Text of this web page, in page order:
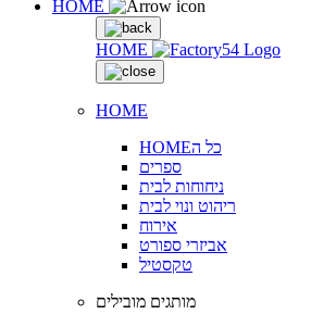
HOME
HOME
HOME
HOMEכל ה
ספרים
ניחוחות לבית
ריהוט ונוי לבית
אירוח
אביזרי ספורט
טקסטיל
מותגים מובילים